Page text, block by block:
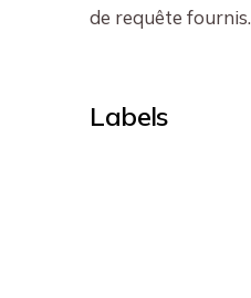
de requête fournis.
Labels